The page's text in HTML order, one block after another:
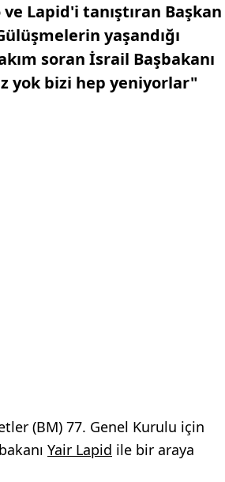
Lapid'i tanıştıran Başkan
yaşandığı
soran İsrail Başbakanı
yok bizi hep yeniyorlar"
(BM) 77. Genel Kurulu için
Yair Lapid ile bir araya